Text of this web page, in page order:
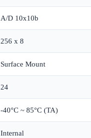
A/D 10x10b
256 x 8
Surface Mount
24
-40°C ~ 85°C (TA)
Internal